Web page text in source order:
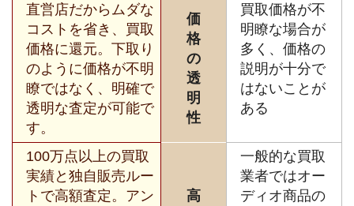
直営店だからムダな
コストを省き、買取
価格に還元。下取り
のように価格が不明
瞭ではなく、明確で
透明な査定が可能で
す。
価
格
の
透
明
性
買取価格が不
明瞭な場合が
多く、価格の
説明が十分で
はないことが
ある
100万点以上の買取
実績と独自販売ルー
トで高額査定。アン
高
一般的な買取
業者ではオー
ディオ商品の